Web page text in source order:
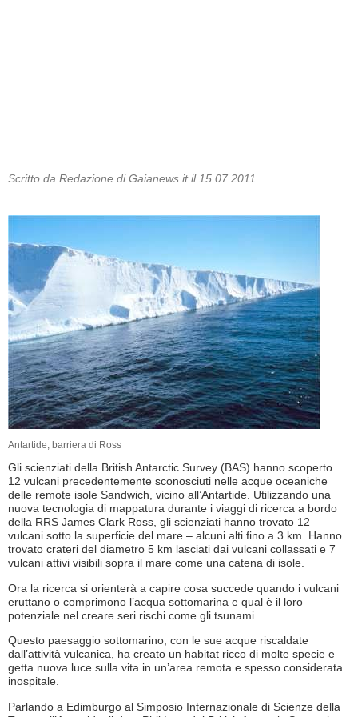
Scritto da Redazione di Gaianews.it il 15.07.2011
Antartide, barriera di Ross
Gli scienziati della British Antarctic Survey (BAS) hanno scoperto
12 vulcani precedentemente sconosciuti nelle acque oceaniche
delle remote isole Sandwich, vicino all’Antartide. Utilizzando una
nuova tecnologia di mappatura durante i viaggi di ricerca a bordo
della RRS James Clark Ross, gli scienziati hanno trovato 12
vulcani sotto la superficie del mare – alcuni alti fino a 3 km. Hanno
trovato crateri del diametro 5 km lasciati dai vulcani collassati e 7
vulcani attivi visibili sopra il mare come una catena di isole.
Ora la ricerca si orienterà a capire cosa succede quando i vulcani
eruttano o comprimono l’acqua sottomarina e qual è il loro
potenziale nel creare seri rischi come gli tsunami.
Questo paesaggio sottomarino, con le sue acque riscaldate
dall’attività vulcanica, ha creato un habitat ricco di molte specie e
getta nuova luce sulla vita in un’area remota e spesso considerata
inospitale.
Parlando a Edimburgo al Simposio Internazionale di Scienze della